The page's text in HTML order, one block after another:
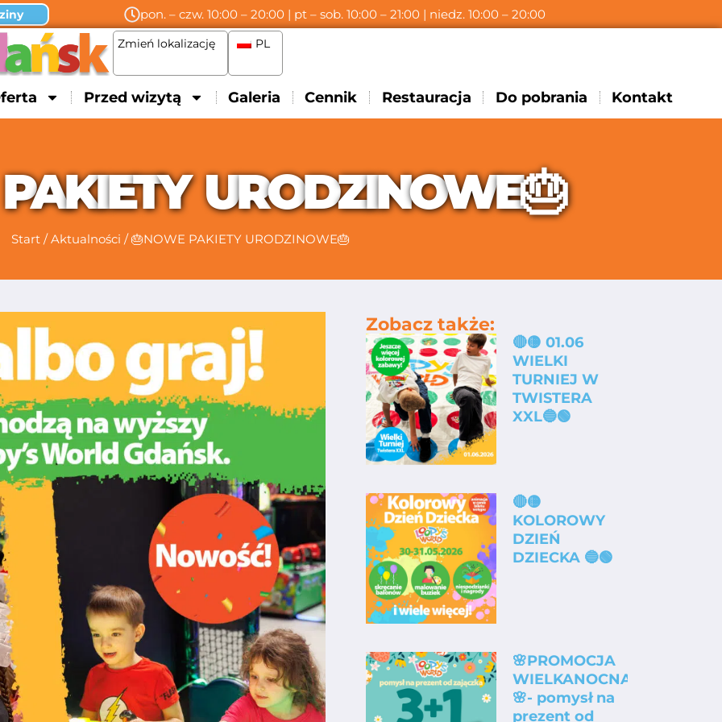
pon. – czw. 10:00 – 20:00 | pt – sob. 10:00 – 21:00 | niedz. 10:00 – 20:00
Zmień lokalizację PL
Przed wizytą Galeria Cennik Restauracja Do pobrania Kontakt
PAKIETY URODZINOWE
Start /Aktualności /🎂NOWE PAKIETY URODZINOWE🎂
Zobacz także:
🔴🟡 01.06
WIELKI
TURNIEJ W
TWISTERA
XXL🔵🟢
🔴🟡
KOLOROWY
DZIEŃ
DZIECKA 🔵🟢
🌸PROMOCJA
WIELKANOCNA
🌸- pomysł na
prezent od